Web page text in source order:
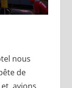
nous
de